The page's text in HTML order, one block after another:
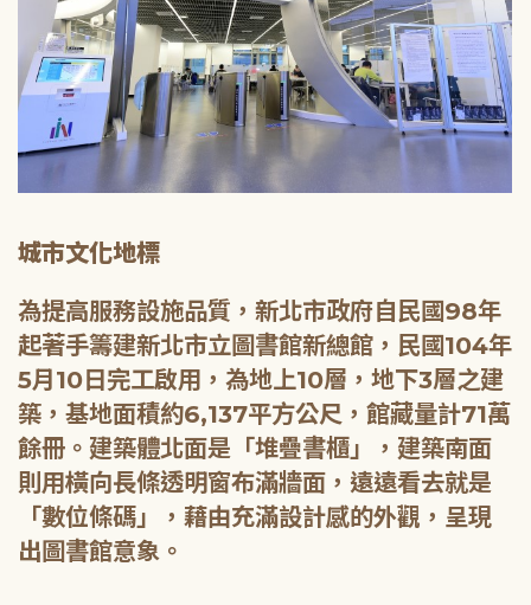
城市文化地標
為提高服務設施品質，新北市政府自民國98年
起著手籌建新北市立圖書館新總館，民國104年
5月10日完工啟用，為地上10層，地下3層之建
築，基地面積約6,137平方公尺，館藏量計71萬
餘冊。建築體北面是「堆疊書櫃」，建築南面
則用橫向長條透明窗布滿牆面，遠遠看去就是
「數位條碼」，藉由充滿設計感的外觀，呈現
出圖書館意象。